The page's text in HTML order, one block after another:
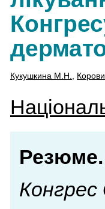
Кукушкина М.Н.
Резюме.
Конгрес